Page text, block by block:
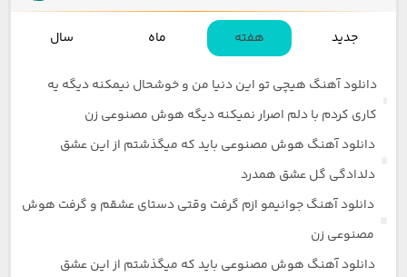
جدید هفته ماه سال
دانلود آهنگ هیچی تو این دنیا من و خوشحال نیمکنه دیگه یه
کاری کردم با دلم اصرار نمیکنه دیگه هوش مصنوعی زن
دانلود آهنگ هوش مصنوعی باید که میگذشتم از این عشق
دلدادگی گل عشق همدرد
دانلود آهنگ جوانیمو ازم گرفت وقتی دستای عشقم و گرفت هوش
مصنوعی زن
دانلود آهنگ هوش مصنوعی باید که میگذشتم از این عشق